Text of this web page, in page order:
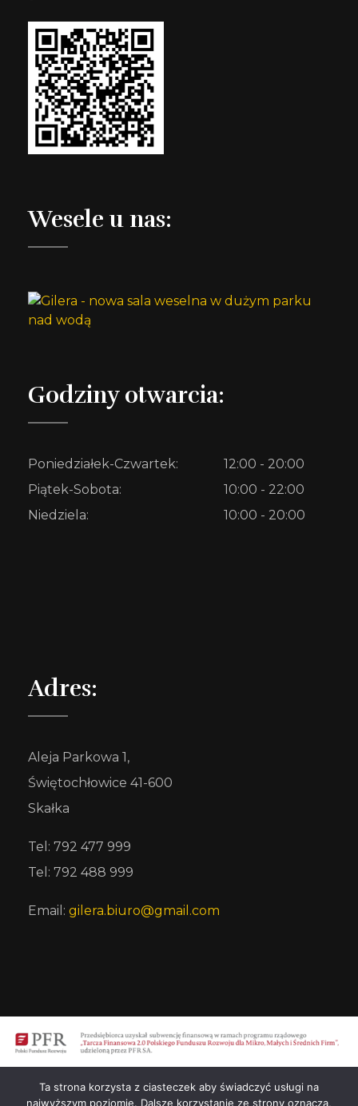
Wesele u nas:
Godziny otwarcia:
Poniedziałek-Czwartek:
12:00 - 20:00
Piątek-Sobota:
10:00 - 22:00
Niedziela:
10:00 - 20:00
Adres:
Aleja Parkowa 1,
Świętochłowice 41-600
Skałka
Tel: 792 477 999
Tel: 792 488 999
Email: gilera.biuro@gmail.com
Ta strona korzysta z ciasteczek aby świadczyć usługi na
najwyższym poziomie. Dalsze korzystanie ze strony oznacza,